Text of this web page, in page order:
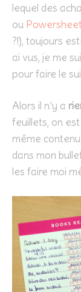
lequel des
ou
?!), toujours
ai vus, je me
pour faire le
Alors il n’y a
feuillets, on est
même
dans mon
les faire moi